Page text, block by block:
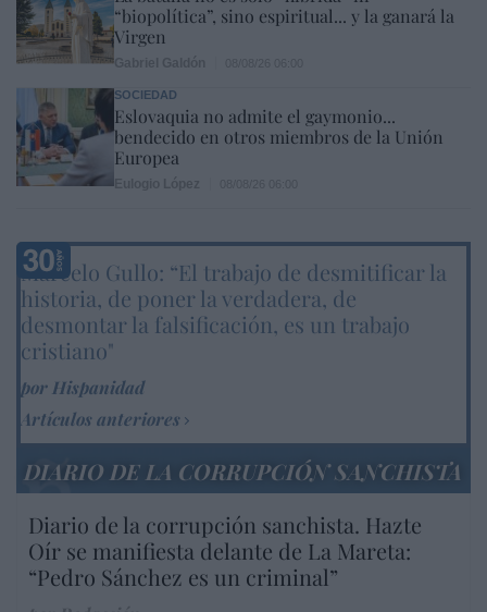
“biopolítica”, sino espiritual... y la ganará la
Virgen
SOCIEDAD
Eslovaquia no admite el gaymonio...
bendecido en otros miembros de la Unión
Europea
Marcelo Gullo: “El trabajo de desmitificar la
historia, de poner la verdadera, de
desmontar la falsificación, es un trabajo
cristiano"
por Hispanidad
Artículos anteriores
DIARIO DE LA CORRUPCIÓN SANCHISTA
Diario de la corrupción sanchista. Hazte
Oír se manifiesta delante de La Mareta:
“Pedro Sánchez es un criminal”